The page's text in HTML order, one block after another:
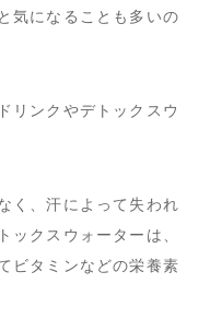
気になることも多いの
リンクやデトックスウ
く、汗によって失われ
ックスウォーターは、
ビタミンなどの栄養素